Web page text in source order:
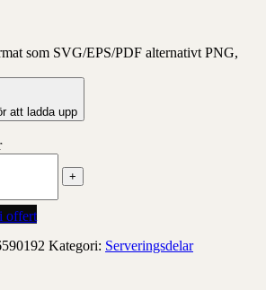
som SVG/EPS/PDF alternativt PNG,
att ladda upp
offert
Kategori: Serveringsdelar